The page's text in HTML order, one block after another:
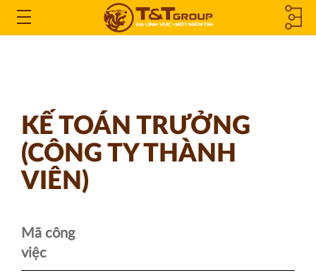
Open
CÔNG TY
KẾ TOÁN TRƯỞNG
(CÔNG TY THÀNH
VIÊN)
Mã công
việc